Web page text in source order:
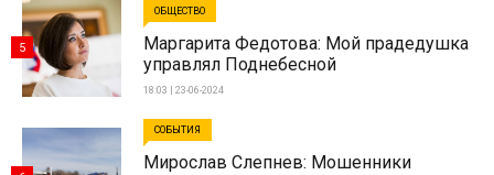
ОБЩЕСТВО
Маргарита Федотова: Мой прадедушка
управлял Поднебесной
18:03 | 23-06-2024
5
СОБЫТИЯ
Мирослав Слепнев: Мошенники